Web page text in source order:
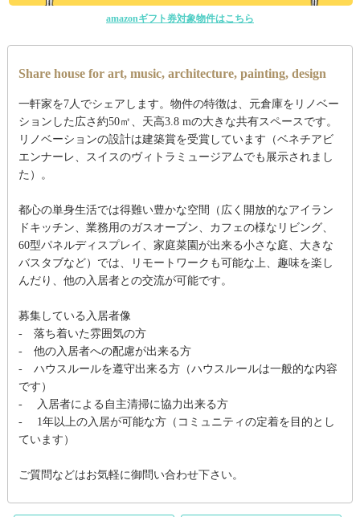
amazonギフト券対象物件はこちら
Share house for art, music, architecture, painting, design
一軒家を7人でシェアします。物件の特徴は、元倉庫をリノベー
ションした広さ約50㎡、天高3.8 mの大きな共有スペースです。
リノベーションの設計は建築賞を受賞しています（ベネチアビ
エンナーレ、スイスのヴィトラミュージアムでも展示されまし
た）。
都心の単身生活では得難い豊かな空間（広く開放的なアイラン
ドキッチン、業務用のガスオーブン、カフェの様なリビング、
60型パネルディスプレイ、家庭菜園が出来る小さな庭、大きな
バスタブなど）では、リモートワークも可能な上、趣味を楽し
んだり、他の入居者との交流が可能です。
募集している入居者像
- 落ち着いた雰囲気の方
- 他の入居者への配慮が出来る方
- ハウスルールを遵守出来る方（ハウスルールは一般的な内容
です）
- 入居者による自主清掃に協力出来る方
- 1年以上の入居が可能な方（コミュニティの定着を目的とし
ています）
ご質問などはお気軽に御問い合わせ下さい。